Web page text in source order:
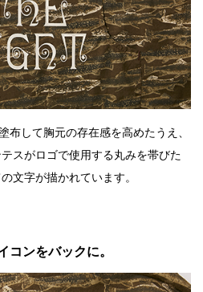
布して胸元の存在感を高めたうえ、
スがロゴで使用する丸みを帯びた
文字が描かれています。
コンをバックに。